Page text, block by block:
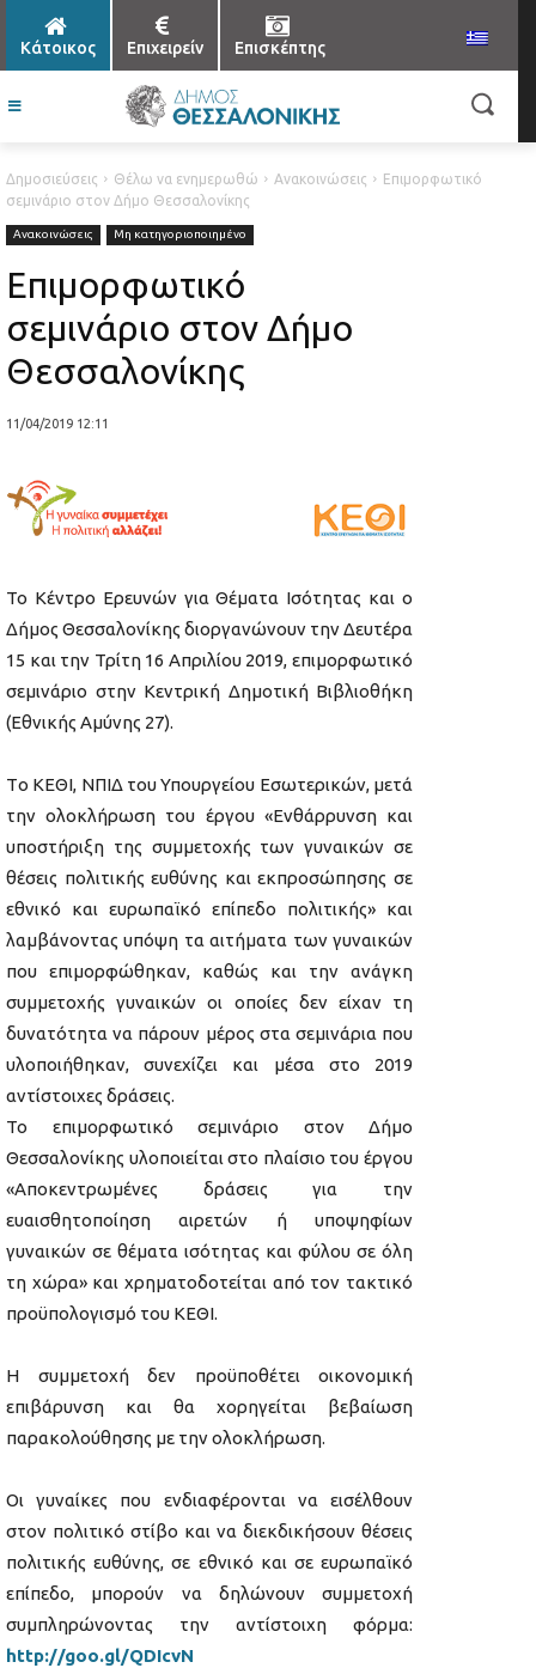
Κάτοικος Επιχειρείν Επισκέπτης
Δημοσιεύσεις Θέλω να ενημερωθώ Ανακοινώσεις
Επιμορφωτικό
σεμινάριο στον Δήμο Θεσσαλονίκης
Ανακοινώσεις Μη κατηγοριοποιημένο
Επιμορφωτικό
σεμινάριο στον Δήμο
Θεσσαλονίκης
11/04/2019 12:11
Το Κέντρο Ερευνών για Θέματα Ισότητας και ο
Δήμος Θεσσαλονίκης διοργανώνουν την Δευτέρα
15 και την Τρίτη 16 Απριλίου 2019, επιμορφωτικό
σεμινάριο στην Κεντρική Δημοτική Βιβλιοθήκη
(Εθνικής Αμύνης 27).
Τo ΚΕΘΙ, ΝΠΙΔ του Υπουργείου Εσωτερικών, μετά
την ολοκλήρωση του έργου «Ενθάρρυνση και
υποστήριξη της συμμετοχής των γυναικών σε
θέσεις πολιτικής ευθύνης και εκπροσώπησης σε
εθνικό και ευρωπαϊκό επίπεδο πολιτικής» και
λαμβάνοντας υπόψη τα αιτήματα των γυναικών
που επιμορφώθηκαν, καθώς και την ανάγκη
συμμετοχής γυναικών οι οποίες δεν είχαν τη
δυνατότητα να πάρουν μέρος στα σεμινάρια που
υλοποιήθηκαν, συνεχίζει και μέσα στο 2019
αντίστοιχες δράσεις.
Το επιμορφωτικό σεμινάριο στον Δήμο
Θεσσαλονίκης υλοποιείται στο πλαίσιο του έργου
«Αποκεντρωμένες δράσεις για την
ευαισθητοποίηση αιρετών ή υποψηφίων
γυναικών σε θέματα ισότητας και φύλου σε όλη
τη χώρα» και χρηματοδοτείται από τον τακτικό
προϋπολογισμό του ΚΕΘΙ.
Η συμμετοχή δεν προϋποθέτει οικονομική
επιβάρυνση και θα χορηγείται βεβαίωση
παρακολούθησης με την ολοκλήρωση.
Οι γυναίκες που ενδιαφέρονται να εισέλθουν
στον πολιτικό στίβο και να διεκδικήσουν θέσεις
πολιτικής ευθύνης, σε εθνικό και σε ευρωπαϊκό
επίπεδο, μπορούν να δηλώνουν συμμετοχή
συμπληρώνοντας την αντίστοιχη φόρμα:
http://goo.gl/QDIcvN